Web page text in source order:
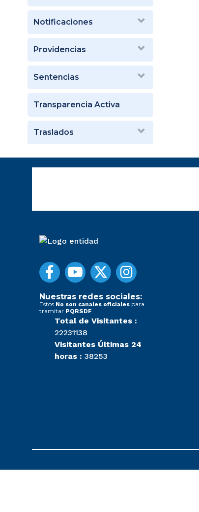
Notificaciones
Providencias
Sentencias
Transparencia Activa
Traslados
Nuestras redes sociales:
Estos No son canales oficiales para
tramitar PQRSDF
Total de Visitantes :
22231138
Visitantes Últimas 24
horas : 38253